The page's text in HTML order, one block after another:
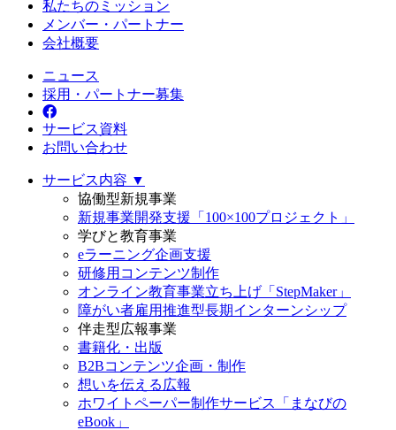
私たちのミッション
メンバー・パートナー
会社概要
ニュース
採用・パートナー募集
サービス資料
お問い合わせ
サービス内容 ▼
協働型新規事業
新規事業開発支援「100×100プロジェクト」
学びと教育事業
eラーニング企画支援
研修用コンテンツ制作
オンライン教育事業立ち上げ「StepMaker」
障がい者雇用推進型長期インターンシップ
伴走型広報事業
書籍化・出版
B2Bコンテンツ企画・制作
想いを伝える広報
ホワイトペーパー制作サービス「まなびの
eBook」